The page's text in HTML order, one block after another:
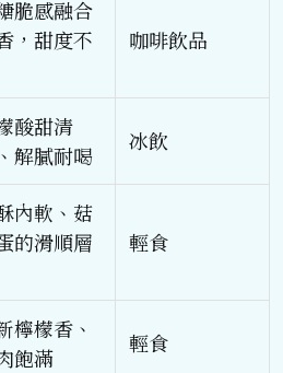
脆感融合
，甜度不
咖啡飲品
酸甜清
解膩耐喝
冰飲
內軟、菇
的滑順層
輕食
檸檬香、
飽滿
輕食